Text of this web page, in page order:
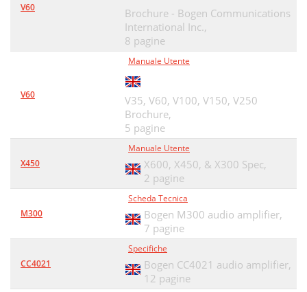
V60
Brochure - Bogen Communications
International Inc.,
8 pagine
V60
Manuale Utente
V35, V60, V100, V150, V250
Brochure,
5 pagine
X450
Manuale Utente
X600, X450, & X300 Spec,
2 pagine
M300
Scheda Tecnica
Bogen M300 audio amplifier,
7 pagine
CC4021
Specifiche
Bogen CC4021 audio amplifier,
12 pagine